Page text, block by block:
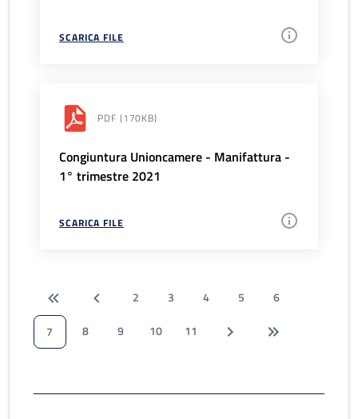
SCARICA FILE
PDF (170KB)
Congiuntura Unioncamere - Manifattura -
1° trimestre 2021
SCARICA FILE
2 3 4 5
6
7
8 9 10 11